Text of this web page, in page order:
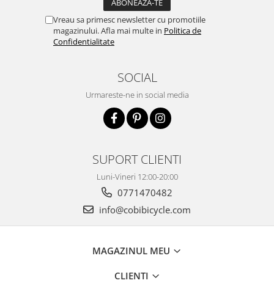
Vreau sa primesc newsletter cu promotiile
magazinului. Afla mai multe in Politica de
Confidentialitate
SOCIAL
Urmareste-ne in social media
SUPORT CLIENTI
Luni-Vineri 12:00-20:00
0771470482
info@cobibicycle.com
MAGAZINUL MEU
CLIENTI